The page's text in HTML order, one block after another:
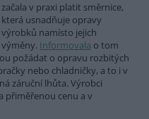
začala v praxi platit směrnice,
která usnadňuje opravy
výrobků namísto jejich
výměny. Informovala o tom
požádat o opravu rozbitých
nebo chladničky, a to i v
záruční lhůta. Výrobci
přiměřenou cenu a v